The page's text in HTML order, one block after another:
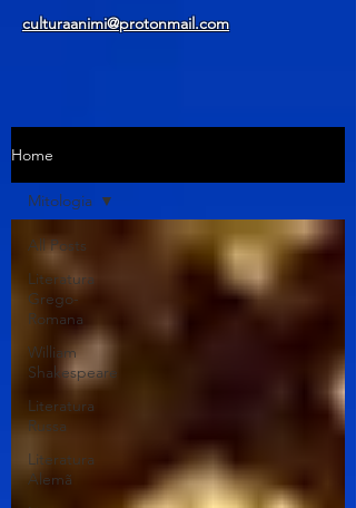
culturaanimi@protonmail.com
Home
All Posts
Literatura
Grego-
Romana
William
Shakespeare
Literatura
Russa
Literatura
Alemã
Mitologia